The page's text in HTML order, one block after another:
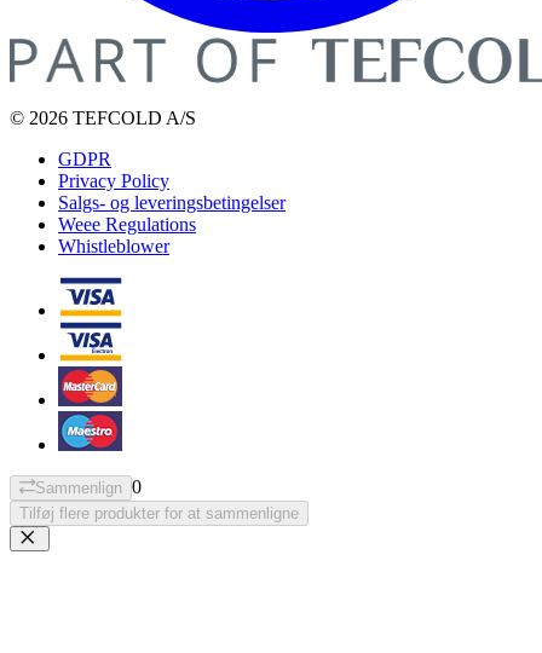
© 2026 TEFCOLD A/S
GDPR
Privacy Policy
Salgs- og leveringsbetingelser
Weee Regulations
Whistleblower
Sammenlign 0
Tilføj flere produkter for at sammenligne